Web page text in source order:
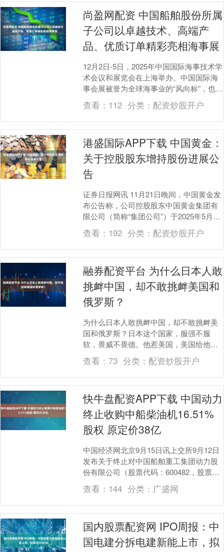
尚盈网配资 中国船舶股份所属
子公司以卓越技术、高端产
品、优质订单精彩亮相海事展
12月2日-5日，2025年中国国际海事技术学
术会议和展览会在上海举办。中国国际海
事会展被誉为全球海事业的“风向标”，也是
全球最具影响力和规模最大的海事专业会
展....
查看： 112 分类： 配资炒股开户
港盛国际APP下载 中国黄金：
关于控股股东增持股份进展公
告
证券日报网讯 11月21日晚间，中国黄金发
布公告称，公司控股股东中国黄金集团有
限公司（简称“集团公司”）于2025年5月29
日至2025年11月21日期间通过上....
查看： 192 分类： 配资炒股开户
融券配资平台 为什么日本人敢
挑衅中国，却不敢挑衅美国和
俄罗斯？
为什么日本人敢挑衅中国，却不敢挑衅美
国和俄罗斯？日本这个国家，服强不服
软，畏威不畏德。他惹美国，美国给他扔
了两颗蘑菇，让他几十万人瞬间灰飞烟
灭。他惹俄国，俄国人....
查看：73 分类： 配资炒股开户
快牛盘配资APP下载 中国动力
终止收购中船柴油机16.51%
股权 原定价38亿
中国经济网北京9月15日讯上交所9月12日
发布关于终止对中国船舶重工集团动力股
份有限公司（股票代码：600482，股票简
称：中国动力）发行可转换公司债券及支
付现....
查看： 144 分类： 广盛网
国内股票配资网 IPO周报：中
国电建分拆电建新能上市，拟